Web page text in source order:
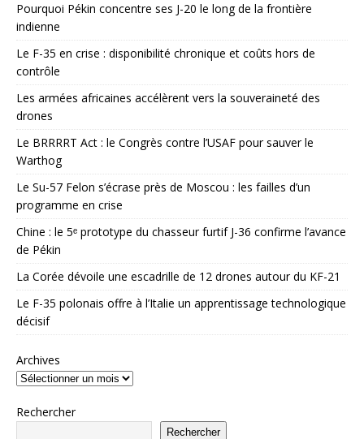
Pourquoi Pékin concentre ses J-20 le long de la frontière
indienne
Le F-35 en crise : disponibilité chronique et coûts hors de
contrôle
Les armées africaines accélèrent vers la souveraineté des
drones
Le BRRRRT Act : le Congrès contre l’USAF pour sauver le
Warthog
Le Su-57 Felon s’écrase près de Moscou : les failles d’un
programme en crise
Chine : le 5ᵉ prototype du chasseur furtif J-36 confirme l’avance
de Pékin
La Corée dévoile une escadrille de 12 drones autour du KF-21
Le F-35 polonais offre à l’Italie un apprentissage technologique
décisif
Archives
Rechercher
Rechercher